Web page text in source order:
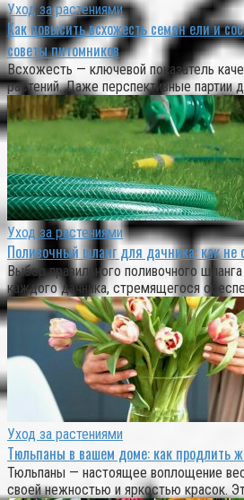
Уход за растениями
Как повысить всхожесть семян ели и
советы питомников
Всхожесть — ключевой показатель
растений. Даже перспективные партии
Уход за растениями
Поливочный шланг для дачника: как не
Выбор правильного поливочного
каждого дачника, стремящегося
Уход за растениями
Тюльпаны в вашем доме: как продлить
Тюльпаны — настоящее воплощение
своей нежностью и яркостью красок.